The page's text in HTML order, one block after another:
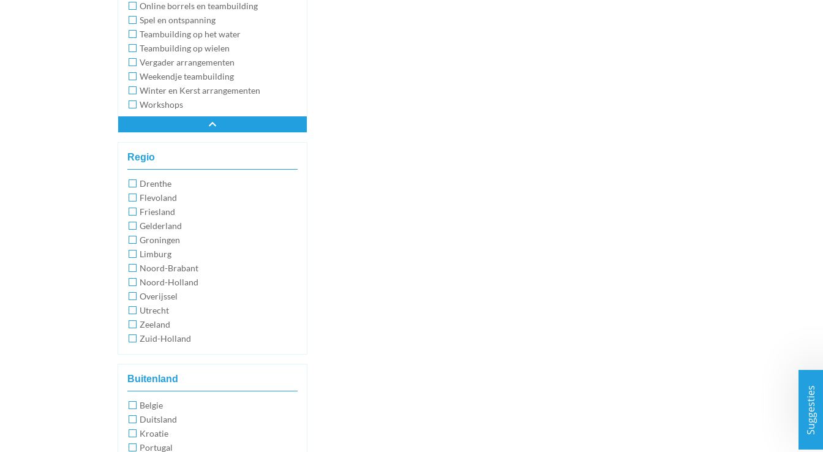
Online borrels en teambuilding
Spel en ontspanning
Teambuilding op het water
Teambuilding op wielen
Vergader arrangementen
Weekendje teambuilding
Winter en Kerst arrangementen
Workshops
Regio
Drenthe
Flevoland
Friesland
Gelderland
Groningen
Limburg
Noord-Brabant
Noord-Holland
Overijssel
Utrecht
Zeeland
Zuid-Holland
Buitenland
Belgie
Duitsland
Kroatie
Portugal
Suggesties